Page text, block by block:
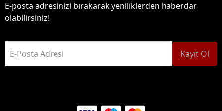
E-posta adresinizi bırakarak yeniliklerden haberdar
olabilirsiniz!
E-Posta Adresi Kayıt Ol